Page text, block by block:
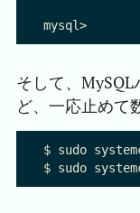
そして、
ど、一応止めて
$ sudo